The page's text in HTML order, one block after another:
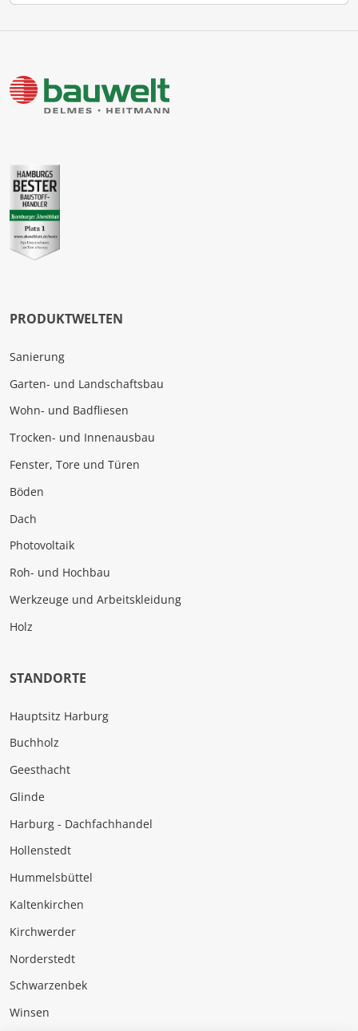
PRODUKTWELTEN
Sanierung
Garten- und Landschaftsbau
Wohn- und Badfliesen
Trocken- und Innenausbau
Fenster, Tore und Türen
Böden
Dach
Photovoltaik
Roh- und Hochbau
Werkzeuge und Arbeitskleidung
Holz
STANDORTE
Hauptsitz Harburg
Buchholz
Geesthacht
Glinde
Harburg - Dachfachhandel
Hollenstedt
Hummelsbüttel
Kaltenkirchen
Kirchwerder
Norderstedt
Schwarzenbek
Winsen